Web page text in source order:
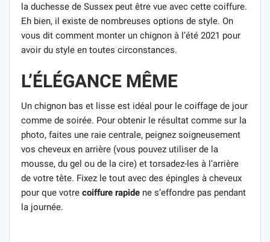
la duchesse de Sussex peut être vue avec cette coiffure.
Eh bien, il existe de nombreuses options de style. On
vous dit comment monter un chignon à l’été 2021 pour
avoir du style en toutes circonstances.
L’ÉLÉGANCE MÊME
Un chignon bas et lisse est idéal pour le coiffage de jour
comme de soirée. Pour obtenir le résultat comme sur la
photo, faites une raie centrale, peignez soigneusement
vos cheveux en arrière (vous pouvez utiliser de la
mousse, du gel ou de la cire) et torsadez-les à l’arrière
de votre tête. Fixez le tout avec des épingles à cheveux
pour que votre coiffure rapide ne s’effondre pas pendant
la journée.